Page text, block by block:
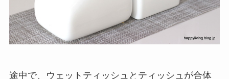
途中で、ウェットティッシュとティッシュが合体